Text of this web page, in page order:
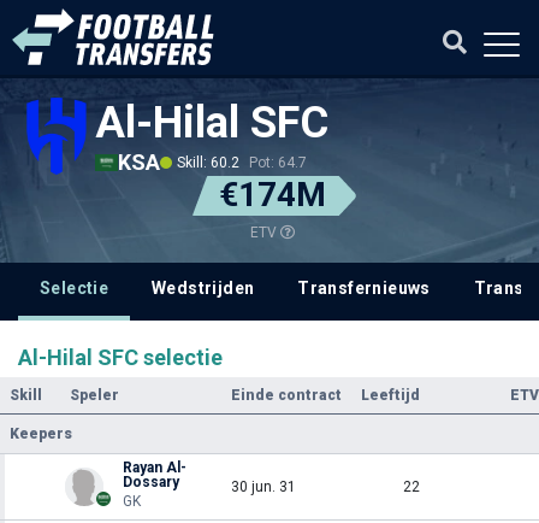
Al-Hilal SFC
KSA Skill: 60.2 Pot: 64.7
€174M
ETV
Selectie Wedstrijden Transfernieuws
Al-Hilal SFC selectie
Skill Speler Einde contract Leeftijd ETV
Keepers
Rayan Al-
Dossary
GK
30 jun. 31 22